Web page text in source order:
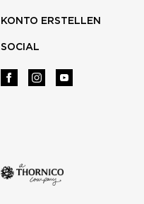
KONTO ERSTELLEN
SOCIAL